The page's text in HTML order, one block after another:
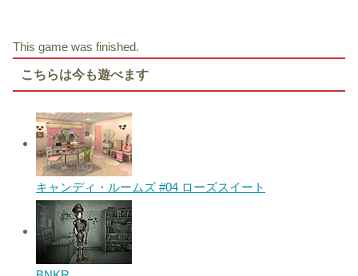
This game was finished.
こちらは今も遊べます
キャンディ・ルームズ #04 ローズスイート